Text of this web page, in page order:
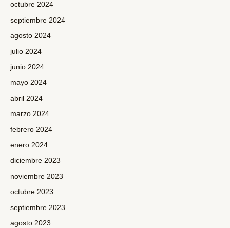
octubre 2024
septiembre 2024
agosto 2024
julio 2024
junio 2024
mayo 2024
abril 2024
marzo 2024
febrero 2024
enero 2024
diciembre 2023
noviembre 2023
octubre 2023
septiembre 2023
agosto 2023